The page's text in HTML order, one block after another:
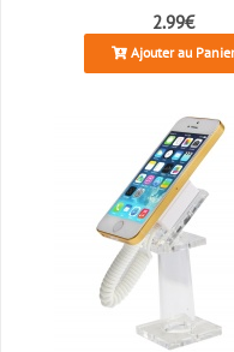
2.99€
Ajouter au